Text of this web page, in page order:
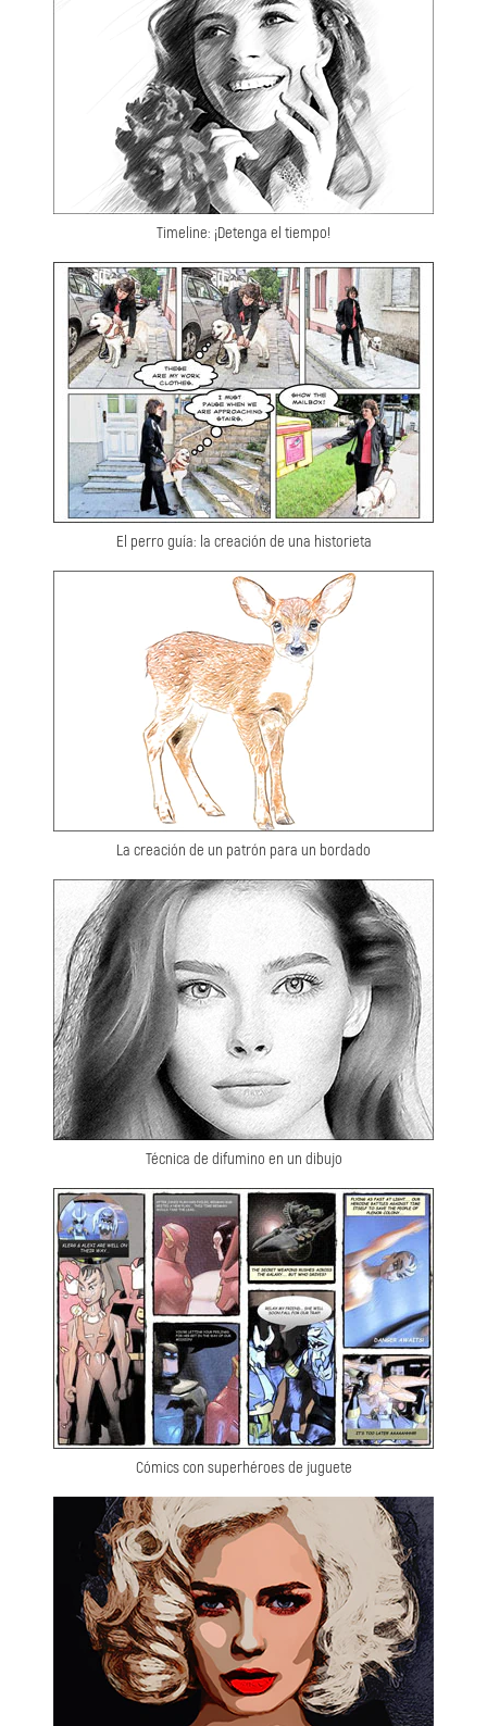
Timeline: ¡Detenga el tiempo!
El perro guía: la creación de una historieta
La creación de un patrón para un bordado
Técnica de difumino en un dibujo
Cómics con superhéroes de juguete